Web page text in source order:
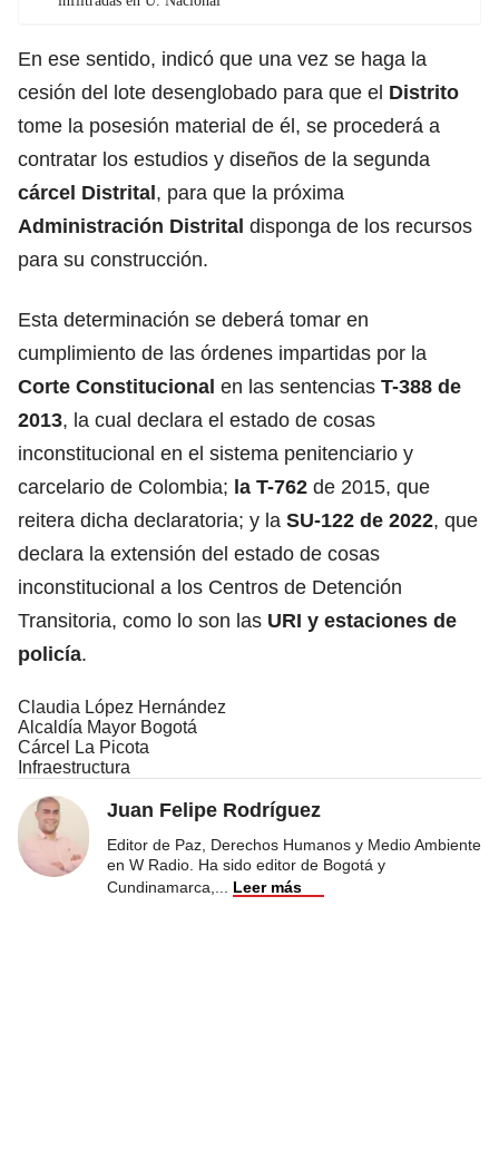
En ese sentido, indicó que una vez se haga la
cesión del lote desenglobado para que el Distrito
tome la posesión material de él, se procederá a
contratar los estudios y diseños de la segunda
cárcel Distrital, para que la próxima
Administración Distrital disponga de los recursos
para su construcción.
Esta determinación se deberá tomar en
cumplimiento de las órdenes impartidas por la
Corte Constitucional en las sentencias T-388 de
2013, la cual declara el estado de cosas
inconstitucional en el sistema penitenciario y
carcelario de Colombia; la T-762 de 2015, que
reitera dicha declaratoria; y la SU-122 de 2022, que
declara la extensión del estado de cosas
inconstitucional a los Centros de Detención
Transitoria, como lo son las URI y estaciones de
policía.
Claudia López Hernández
Alcaldía Mayor Bogotá
Cárcel La Picota
Infraestructura
Juan Felipe Rodríguez
Editor de Paz, Derechos Humanos y Medio Ambiente
en W Radio. Ha sido editor de Bogotá y
Cundinamarca,
Leer más